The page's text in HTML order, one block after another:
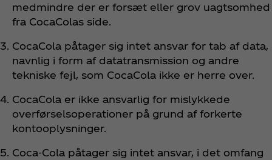
medmindre der er forsæt eller grov uagtsomhed
fra CocaColas side.
CocaCola påtager sig intet ansvar for tab af data,
navnlig i form af datatransmission og andre
tekniske fejl, som CocaCola ikke er herre over.
CocaCola er ikke ansvarlig for mislykkede
overførselsoperationer på grund af forkerte
kontooplysninger.
Coca‑Cola påtager sig intet ansvar, i det omfang